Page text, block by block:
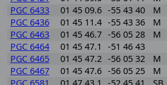
PGC 6433
01 45 09.6 -55 43 40 M
PGC 6436
01 45 11.4 -55 43 36 M
PGC 6463
01 45 46.7 -56 05 28 M
PGC 6464
01 45 47.1 -51 46 43
PGC 6465
01 45 47.2 -56 05 32 M
PGC 6467
01 45 47.6 -56 05 25 M